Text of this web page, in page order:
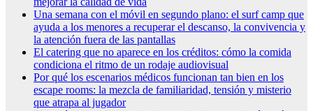
Una semana con el móvil en segundo plano: el surf camp que
ayuda a los menores a recuperar el descanso, la convivencia y
la atención fuera de las pantallas
El catering que no aparece en los créditos: cómo la comida
condiciona el ritmo de un rodaje audiovisual
Por qué los escenarios médicos funcionan tan bien en los
escape rooms: la mezcla de familiaridad, tensión y misterio
que atrapa al jugador